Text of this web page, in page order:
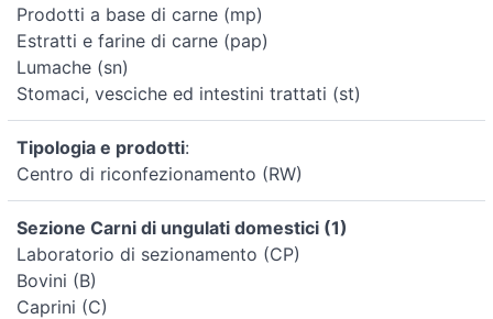
Prodotti a base di carne (mp)
Estratti e farine di carne (pap)
Lumache (sn)
Stomaci, vesciche ed intestini trattati (st)
Tipologia e prodotti:
Centro di riconfezionamento (RW)
Sezione Carni di ungulati domestici (1)
Laboratorio di sezionamento (CP)
Bovini (B)
Caprini (C)